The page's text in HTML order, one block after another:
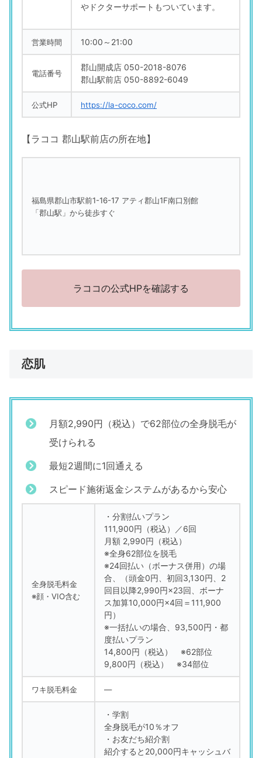
やドクターサポートもついています。
営業時間 10:00～21:00
電話番号
郡山開成店 050-2018-8076
郡山駅前店 050-8892-6049
公式HP https://la-coco.com/
【ラココ 郡山駅前店の所在地】
福島県郡山市駅前1-16-17 アティ郡山1F南口別館
「郡山駅」から徒歩すぐ
ラココの公式HPを確認する
恋肌
月額2,990円（税込）で62部位の全身脱毛が
受けられる
最短2週間に1回通える
スピード施術返金システムがあるから安心
全身脱毛料金
※顔・VIO含む
・分割払いプラン
111,900円（税込）／6回
月額 2,990円（税込）
※全身62部位を脱毛
※24回払い（ボーナス併用）の場
合、（頭金0円、初回3,130円、2
回目以降2,990円×23回、ボーナ
ス加算10,000円×4回＝111,900
円）
※一括払いの場合、93,500円・都
度払いプラン
14,800円（税込） ※62部位
9,800円（税込） ※34部位
ワキ脱毛料金 ―
・学割
全身脱毛が10％オフ
・お友だち紹介割
紹介すると20,000円キャッシュバ